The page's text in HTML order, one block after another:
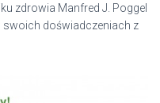
zdrowia Manfred J. Poggel
doświadczeniach z